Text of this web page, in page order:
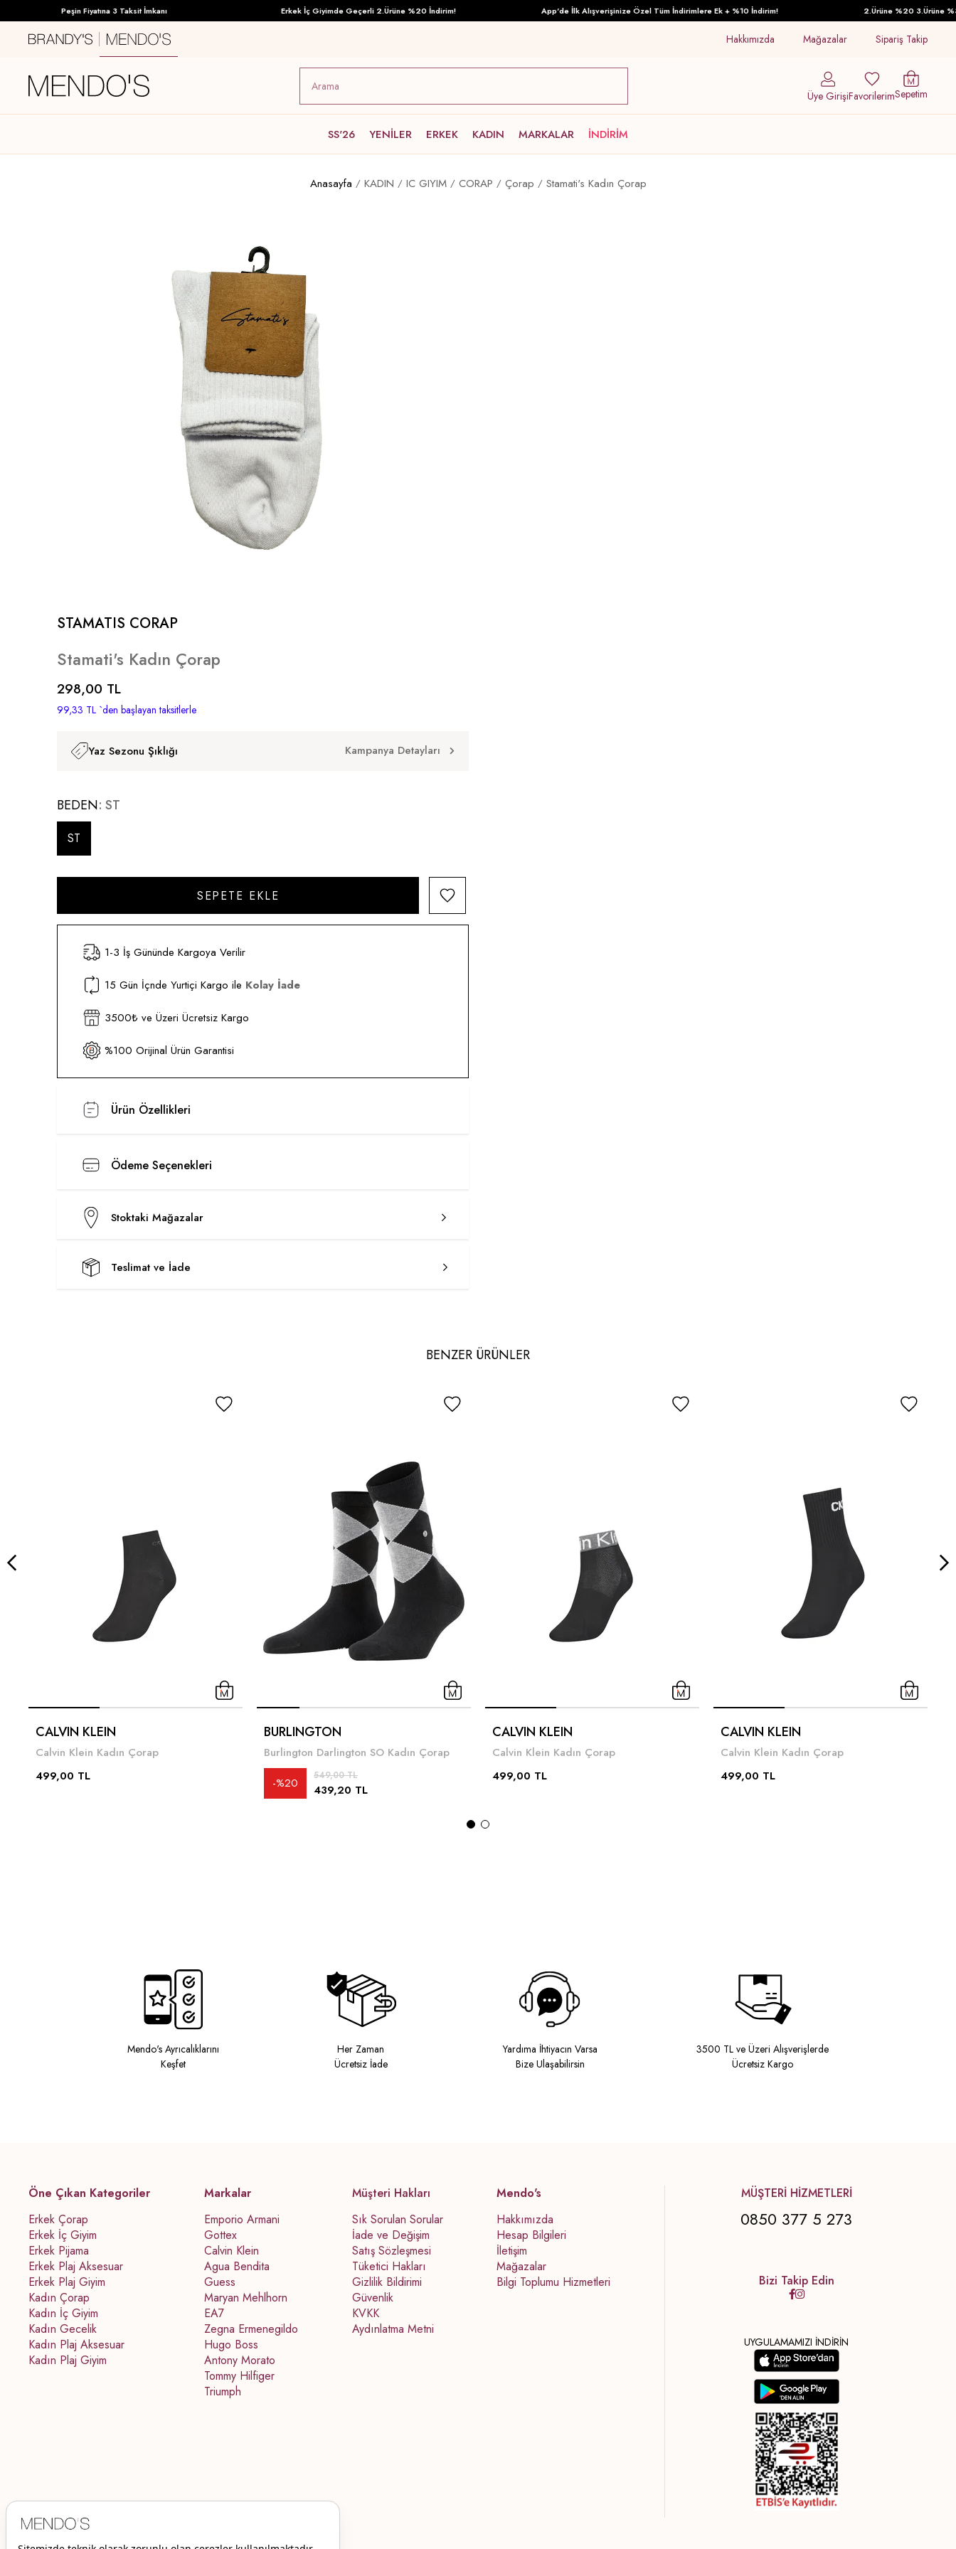
Peşin Fiyatına 3 Taksit İmkanı Erkek İç Giyimde Geçerli 2.Ürüne %20 İndirim! App'de İlk Alışverişinize Özel Tüm İndirimlere Ek + %10 İndirim! 2.Ürüne %20 3.Ürüne %30
Hakkımızda Mağazalar Sipariş Takip
Üye GirişiFavorilerimSepetim
SS'26 YENİLER ERKEK KADIN MARKALAR İNDİRİM
Anasayfa KADIN IC GIYIM CORAP Çorap Stamati's Kadın Çorap
STAMATIS CORAP
Stamati's Kadın Çorap
298,00 TL
99,33 TL `den başlayan taksitlerle
Yaz Sezonu Şıklığı Kampanya Detayları
BEDEN ST
ST
1-3 İş Gününde Kargoya Verilir
15 Gün İçnde Yurtiçi Kargo ile Kolay İade
3500₺ ve Üzeri Ücretsiz Kargo
%100 Orijinal Ürün Garantisi
Ürün Özellikleri
Ödeme Seçenekleri
Stoktaki Mağazalar
Teslimat ve İade
BENZER ÜRÜNLER
CALVIN KLEIN
Calvin Klein Kadın Çorap
499,00 TL
BURLINGTON
Burlington Darlington SO Kadın Çorap
439,20 TL
549,00 TL
%20
CALVIN KLEIN
Calvin Klein Kadın Çorap
499,00 TL
CALVIN KLEIN
Calvin Klein Kadın Çorap
499,00 TL
Mendo's Ayrıcalıklarını
Keşfet
Her Zaman
Ücretsiz İade
Yardıma İhtiyacın Varsa
Bize Ulaşabilirsin
3500 TL ve Üzeri Alışverişlerde
Ücretsiz Kargo
Öne Çıkan Kategoriler
Erkek Çorap
Erkek İç Giyim
Erkek Pijama
Erkek Plaj Aksesuar
Erkek Plaj Giyim
Kadın Çorap
Kadın İç Giyim
Kadın Gecelik
Kadın Plaj Aksesuar
Kadın Plaj Giyim
Markalar
Emporio Armani
Gottex
Calvin Klein
Agua Bendita
Guess
Maryan Mehlhorn
EA7
Zegna Ermenegildo
Hugo Boss
Antony Morato
Tommy Hilfiger
Triumph
Müşteri Hakları
Sık Sorulan Sorular
İade ve Değişim
Satış Sözleşmesi
Tüketici Hakları
Gizlilik Bildirimi
Güvenlik
KVKK
Aydınlatma Metni
Mendo's
Hakkımızda
Hesap Bilgileri
İletişim
Mağazalar
Bilgi Toplumu Hizmetleri
MÜŞTERİ HİZMETLERİ
0850 377 5 273
Bizi Takip Edin
UYGULAMAMIZI İNDİRİN